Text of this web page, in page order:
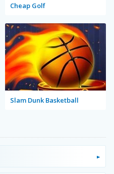
Cheap Golf
Slam Dunk Basketball